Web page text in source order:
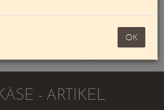
noch 100,00 €
Warenkorb
OK
- ARTIKEL